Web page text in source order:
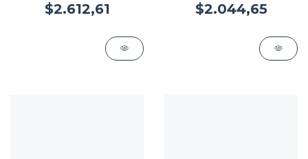
$2.612,61 $2.044,65